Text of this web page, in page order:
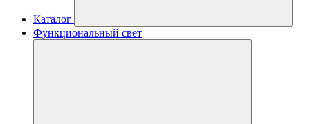
Каталог
Функциональный свет